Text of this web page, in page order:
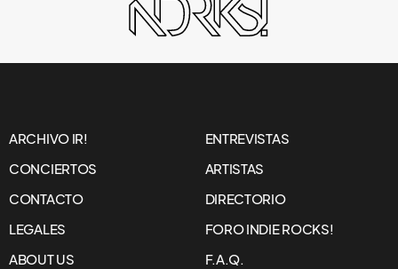
ARCHIVO IR!
ENTREVISTAS
CONCIERTOS
ARTISTAS
CONTACTO
DIRECTORIO
LEGALES
FORO INDIE ROCKS!
ABOUT US
F.A.Q.